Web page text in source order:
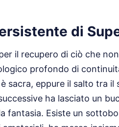
di
il recupero di ciò che
profondo di
sacra, eppure il salto tra
ha lasciato un
fantasia. Esiste un